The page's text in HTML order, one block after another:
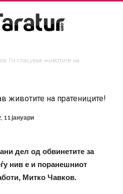
Ги спасував животите на
животите на пратениците!
11 јануари
дел од обвинетите за
нив е и поранешниот
Митко Чавков.